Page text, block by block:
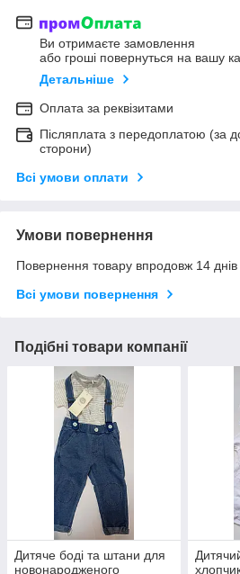
Ви отримаєте замовлення
або гроші повернуться на вашу
Детальніше
Оплата за реквізитами
Післяплата з передоплатою (за
сторони)
Всі умови оплати
Умови повернення
Повернення товару впродовж 14
Всі умови повернення
Подібні товари компанії
Дитяче боді та штани для
новонародженого